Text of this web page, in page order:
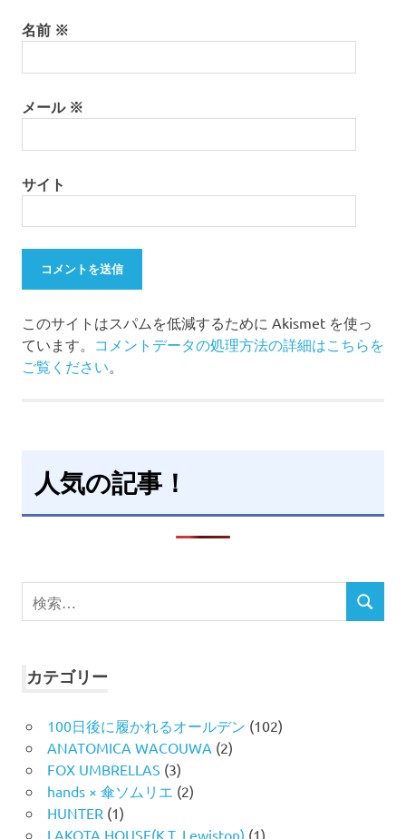
名前 ※
メール ※
サイト
このサイトはスパムを低減するために Akismet を使っ
ています。 コメントデータの処理方法の詳細はこちらを
ご覧ください。
人気の記事！
検
索
検
カテゴリー
100日後に履かれるオールデン (102)
ANATOMICA WACOUWA (2)
FOX UMBRELLAS (3)
hands × 傘ソムリエ (2)
HUNTER (1)
LAKOTA HOUSE(K.T. Lewiston) (1)